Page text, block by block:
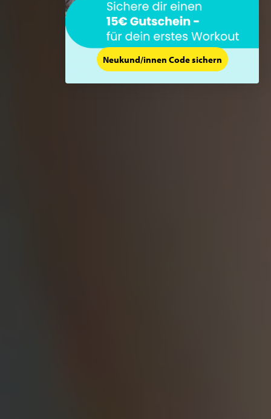
Neukund/innen Code sichern